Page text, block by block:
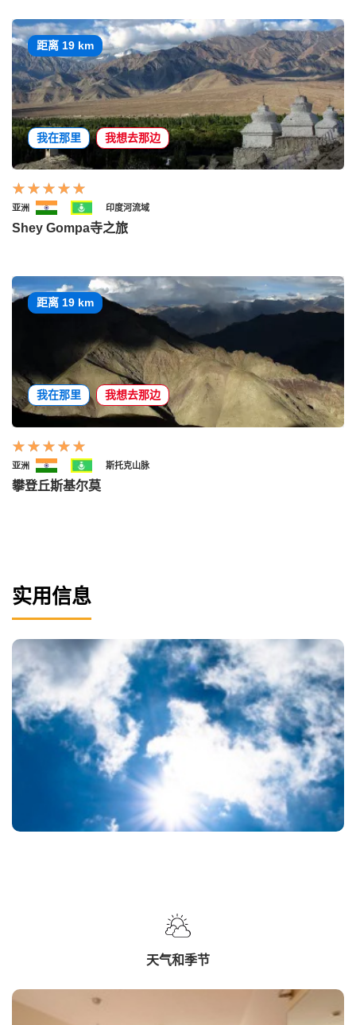
距离 19 km
我在那里 我想去那边
亚洲 印度河流域
Shey Gompa寺之旅
距离 19 km
我在那里 我想去那边
亚洲 斯托克山脉
攀登丘斯基尔莫
实用信息
天气和季节